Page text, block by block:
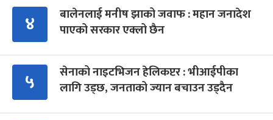
४
बालेनलाई मनीष झाको जवाफ : महान जनादेश
पाएको सरकार एक्लो छैन
५
सेनाको नाइटभिजन हेलिकप्टर : भीआईपीका
लागि उड्छ, जनताको ज्यान बचाउन उड्दैन